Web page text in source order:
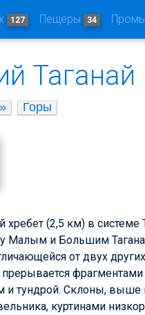
127 Пещеры 34
Таганай
Горы
(2,5 км) в системе
и Большим
от двух
прерывается
и тундрой. Склоны,
куртинами